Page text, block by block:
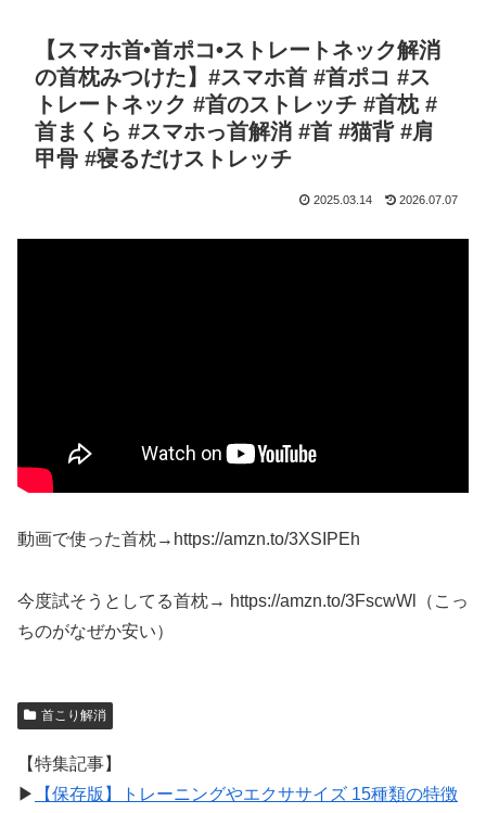
【スマホ首•首ポコ•ストレートネック解消
の首枕みつけた】#スマホ首 #首ポコ #ス
トレートネック #首のストレッチ #首枕 #
首まくら #スマホっ首解消 #首 #猫背 #肩
甲骨 #寝るだけストレッチ
2025.03.14 2026.07.07
動画で使った首枕→https://amzn.to/3XSIPEh
今度試そうとしてる首枕→ https://amzn.to/3FscwWl（こっ
ちのがなぜか安い）
首こり解消
【特集記事】
▶︎
【保存版】トレーニングやエクササイズ 15種類の特徴